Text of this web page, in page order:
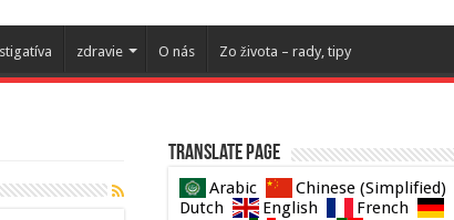
zdravie O nás Zo života – rady, tipy
Translate page
Arabic
Chinese (Simplified)
Dutch
English
French